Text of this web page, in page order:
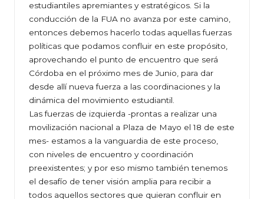
estudiantiles apremiantes y estratégicos. Si la
conducción de la FUA no avanza por este camino,
entonces debemos hacerlo todas aquellas fuerzas
políticas que podamos confluir en este propósito,
aprovechando el punto de encuentro que será
Córdoba en el próximo mes de Junio, para dar
desde allí nueva fuerza a las coordinaciones y la
dinámica del movimiento estudiantil.
Las fuerzas de izquierda -prontas a realizar una
movilización nacional a Plaza de Mayo el 18 de este
mes- estamos a la vanguardia de este proceso,
con niveles de encuentro y coordinación
preexistentes; y por eso mismo también tenemos
el desafío de tener visión amplia para recibir a
todos aquellos sectores que quieran confluir en